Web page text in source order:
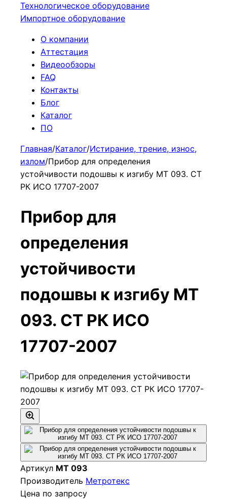
Технологическое оборудование
Импортное оборудование
О компании
Аттестация
Видеообзоры
FAQ
Контакты
Блог
Каталог
ПО
Главная/Каталог/Истирание, трение, износ,
излом/Прибор для определения
устойчивости подошвы к изгибу МТ 093. СТ
РК ИСО 17707-2007
Прибор для
определения
устойчивости
подошвы к изгибу МТ
093. СТ РК ИСО
17707-2007
Артикул МТ 093
Производитель Метротекс
Цена по запросу